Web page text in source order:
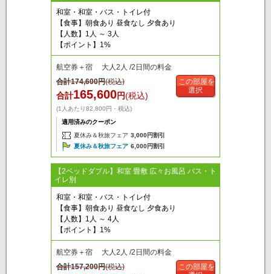
和室・和室・バス・トイレ付
【食事】朝食あり 昼食なし 夕食あり
【人数】1人 ～ 3人
【ポイント】1%
航空券＋宿 大人2人 /2日間の料金
合計174,600円(税込)
合計165,600円(税込)
(1人あたり82,800円・税込)
適用済みのクーポン
夏休み＆秋旅フェア 3,000円割引
夏休み＆秋旅フェア 6,000円割引
この部屋を
選択
【2ベッドダブル】和室 畳敷 広々お風呂 バス・ト
イレ別
和室・和室・バス・トイレ付
【食事】朝食あり 昼食なし 夕食あり
【人数】1人 ～ 4人
【ポイント】1%
航空券＋宿 大人2人 /2日間の料金
合計157,200円(税込)
この部屋を